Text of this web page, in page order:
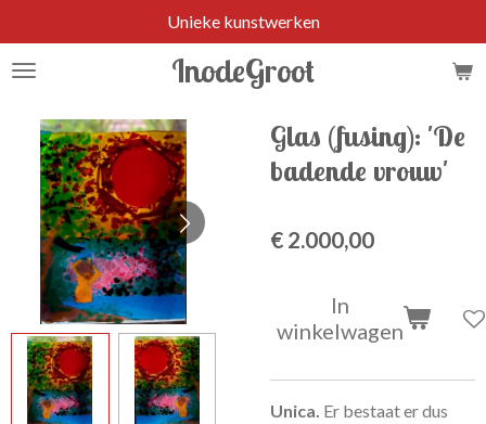
direct
naar
hoofdinhoud
InodeGroot
Unieke kunstwerken
Glas (fusing): 'De
badende vrouw'
€ 2.000,00
In
winkelwagen
Unica. Er bestaat er dus